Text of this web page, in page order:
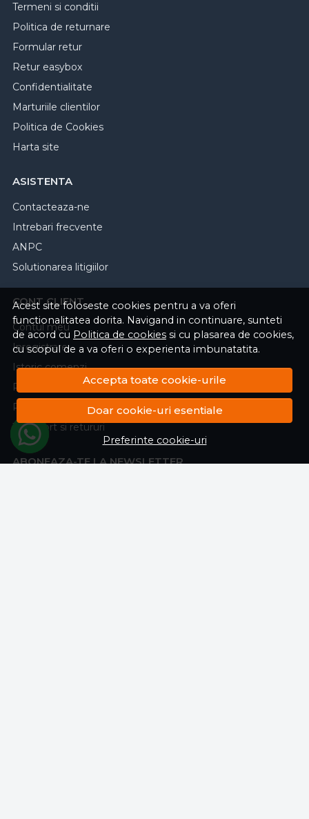
Acest site foloseste cookies pentru a va oferi
functionalitatea dorita. Navigand in continuare, sunteti
de acord cu Politica de cookies si cu plasarea de cookies,
cu scopul de a va oferi o experienta imbunatatita.
Accepta toate cookie-urile
Doar cookie-uri esentiale
Preferinte cookie-uri
Termeni si conditii
Politica de returnare
Formular retur
Retur easybox
Confidentialitate
Marturiile clientilor
Politica de Cookies
Harta site
ASISTENTA
Contacteaza-ne
Intrebari frecvente
ANPC
Solutionarea litigiilor
CONT CLIENT
Contul meu
Inregistrare
Istoric comenzi
Produse favorite
Politica de returnare
Transport si retururi
ABONEAZA-TE LA NEWSLETTER